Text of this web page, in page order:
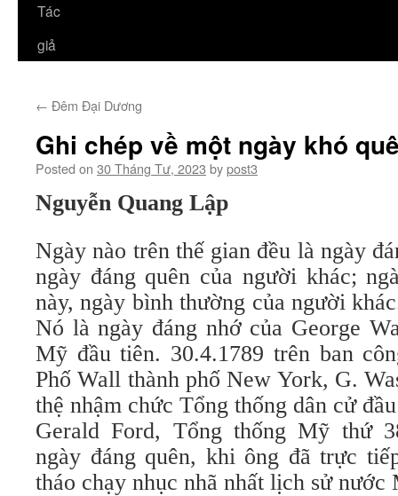
Tác
giả
← Đêm Đại Dương
Ghi chép về một ngày khó
Posted on 30 Tháng Tư, 2023 bypost3
Nguyễn Quang Lập
Ngày nào trên thế gian đều là ngày
ngày đáng quên của người khác;
này, ngày bình thường của người
Nó là ngày đáng nhớ của George
Mỹ đầu tiên. 30.4.1789 trên ban
Phố Wall thành phố New York, G.
thệ nhậm chức Tổng thống dân cử
Gerald Ford, Tổng thống Mỹ thứ
ngày đáng quên, khi ông đã trực
tháo chạy nhục nhã nhất lịch sử nước